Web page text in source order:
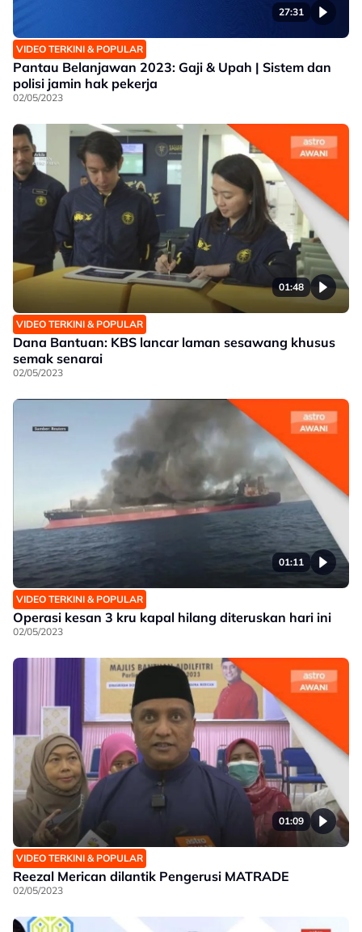
27:31
VIDEO TERKINI & POPULAR
Pantau Belanjawan 2023: Gaji & Upah | Sistem dan
polisi jamin hak pekerja
02/05/2023
01:48
VIDEO TERKINI & POPULAR
Dana Bantuan: KBS lancar laman sesawang khusus
semak senarai
02/05/2023
01:11
VIDEO TERKINI & POPULAR
Operasi kesan 3 kru kapal hilang diteruskan hari ini
02/05/2023
01:09
VIDEO TERKINI & POPULAR
Reezal Merican dilantik Pengerusi MATRADE
02/05/2023